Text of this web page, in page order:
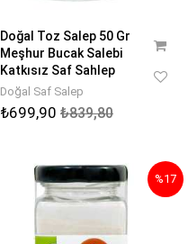
Doğal Toz Salep 50 Gr
Meşhur Bucak Salebi
Katkısız Saf Sahlep
Doğal Saf Salep
₺699,90 ₺839,80
%17